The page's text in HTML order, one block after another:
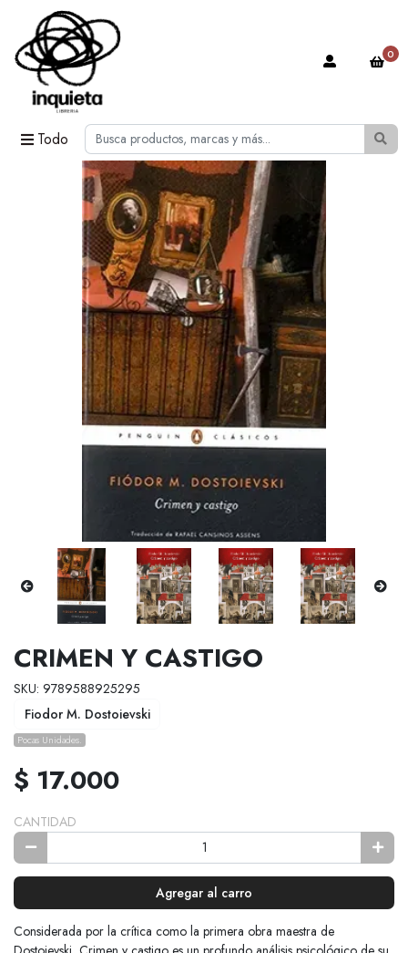
Todo
0
CRIMEN Y CASTIGO
SKU: 9789588925295
Fiodor M. Dostoievski
Pocas Unidades.
$ 17.000
CANTIDAD
Agregar al carro
Considerada por la crítica como la primera obra maestra de